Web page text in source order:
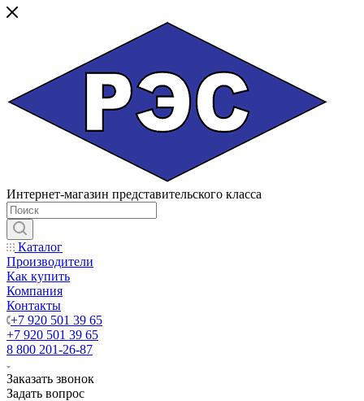
Интернет-магазин представительского класса
Каталог
Производители
Как купить
Компания
Контакты
+7 920 501 39 65
+7 920 501 39 65
8 800 201-26-87
Заказать звонок
Задать вопрос